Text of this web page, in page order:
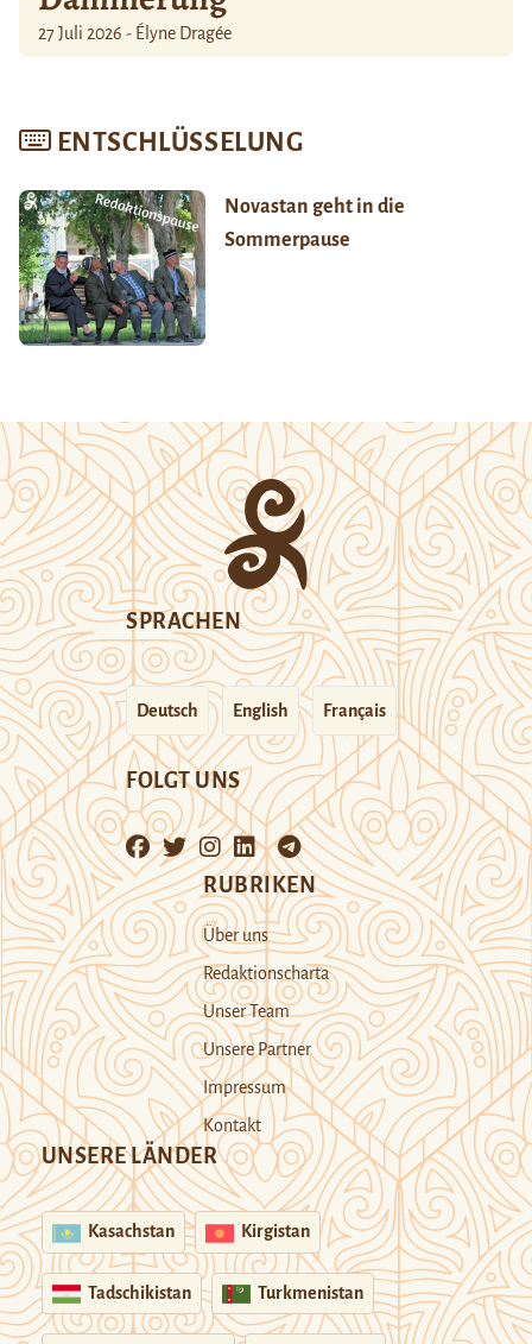
27 Juli 2026 - Élyne Dragée
ENTSCHLÜSSELUNG
Novastan geht in die
Sommerpause
SPRACHEN
Deutsch English Français
FOLGT UNS
RUBRIKEN
Über uns
Redaktionscharta
Unser Team
Unsere Partner
Impressum
Kontakt
UNSERE LÄNDER
Kasachstan Kirgistan
Tadschikistan Turkmenistan